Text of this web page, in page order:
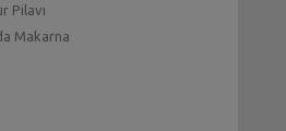
Pilavı
Makarna